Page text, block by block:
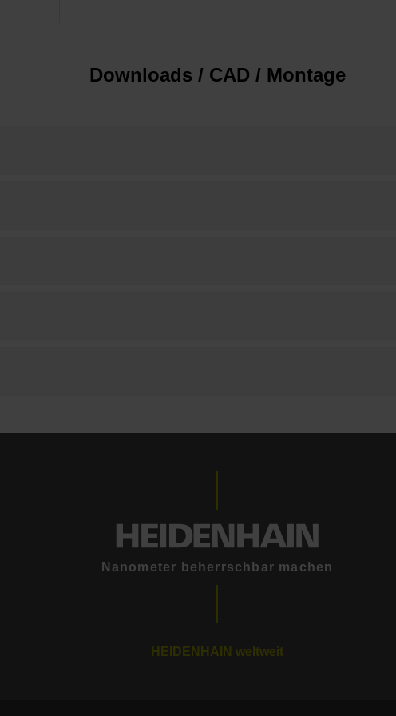
Downloads / CAD / Montage
Nanometer beherrschbar machen
HEIDENHAIN weltweit